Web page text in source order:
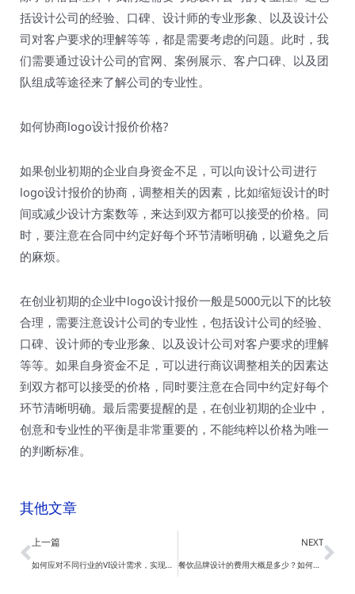
括设计公司的经验、口碑、设计师的专业形象、以及设计公
司对客户要求的理解等等，都是需要考虑的问题。此时，我
们需要通过设计公司的官网、案例展示、客户口碑、以及团
队组成等途径来了解公司的专业性。
如何协商logo设计报价价格?
如果创业初期的企业自身资金不足，可以向设计公司进行
logo设计报价的协商，调整相关的因素，比如缩短设计的时
间或减少设计方案数等，来达到双方都可以接受的价格。同
时，要注意在合同中约定好每个环节清晰明确，以避免之后
的麻烦。
在创业初期的企业中logo设计报价一般是5000元以下的比较
合理，需要注意设计公司的专业性，包括设计公司的经验、
口碑、设计师的专业形象、以及设计公司对客户要求的理解
等等。如果自身资金不足，可以进行商议调整相关的因素达
到双方都可以接受的价格，同时要注意在合同中约定好每个
环节清晰明确。最后需要提醒的是，在创业初期的企业中，
创意和专业性的平衡是非常重要的，不能纯粹以价格为唯一
的判断标准。
其他文章
Prev
上一篇
如何应对不同行业的VI设计需求，实现最佳的品牌传播效果？
NEXT
餐饮品牌设计的费用大概是多少？如何对设计方案进行评估？